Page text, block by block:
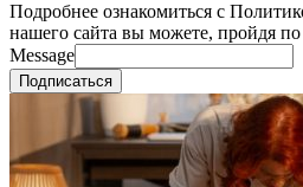
Подробнее ознакомиться с
нашего сайта вы можете, пройдя по
Message
Подписаться